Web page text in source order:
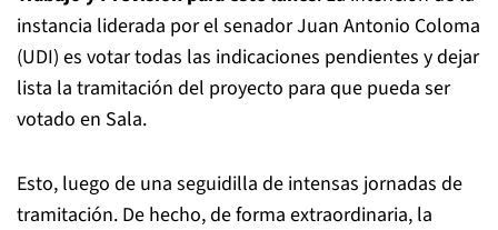
instancia liderada por el senador Juan Antonio Coloma
(UDI) es votar todas las indicaciones pendientes y dejar
lista la tramitación del proyecto para que pueda ser
votado en Sala.
Esto, luego de una seguidilla de intensas jornadas de
tramitación. De hecho, de forma extraordinaria, la